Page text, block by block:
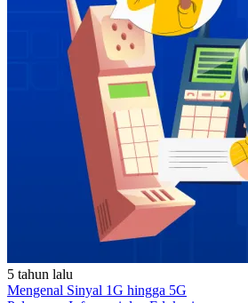
5 tahun lalu
Mengenal Sinyal 1G hingga 5G